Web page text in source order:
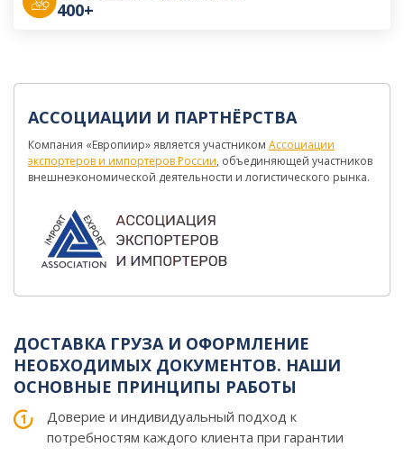
400+
АССОЦИАЦИИ И ПАРТНЁРСТВА
Компания «Европиир» является участником Ассоциации
экспортеров и импортеров России, объединяющей участников
внешнеэкономической деятельности и логистического рынка.
ДОСТАВКА ГРУЗА И ОФОРМЛЕНИЕ
НЕОБХОДИМЫХ ДОКУМЕНТОВ. НАШИ
ОСНОВНЫЕ ПРИНЦИПЫ РАБОТЫ
Доверие и индивидуальный подход к
потребностям каждого клиента при гарантии